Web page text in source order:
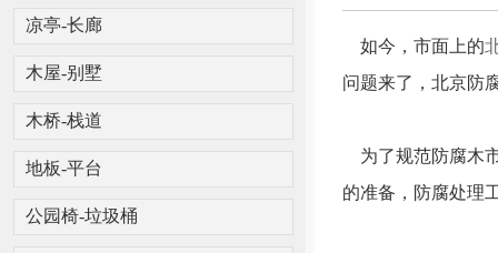
凉亭-长廊
木屋-别墅
木桥-栈道
地板-平台
公园椅-垃圾桶
如今，市面上的
问题来了，北京防
为了规范防腐木
的准备，防腐处理